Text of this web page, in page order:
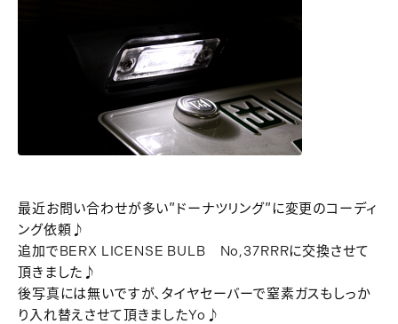
最近お問い合わせが多い″ドーナツリング″に変更のコーディ
ング依頼♪
追加でBERX LICENSE BULB No,37RRRに交換させて
頂きました♪
後写真には無いですが、タイヤセーバーで窒素ガスもしっか
り入れ替えさせて頂きましたYo♪